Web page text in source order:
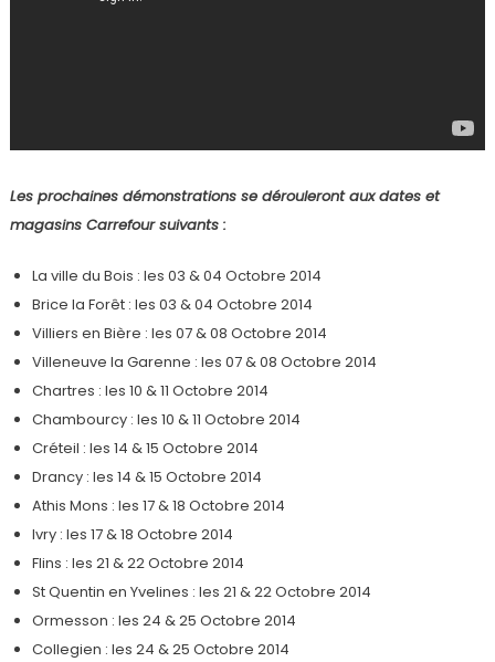
Les prochaines démonstrations se dérouleront aux dates et
magasins Carrefour suivants :
La ville du Bois : les 03 & 04 Octobre 2014
Brice la Forêt : les 03 & 04 Octobre 2014
Villiers en Bière : les 07 & 08 Octobre 2014
Villeneuve la Garenne : les 07 & 08 Octobre 2014
Chartres : les 10 & 11 Octobre 2014
Chambourcy : les 10 & 11 Octobre 2014
Créteil : les 14 & 15 Octobre 2014
Drancy : les 14 & 15 Octobre 2014
Athis Mons : les 17 & 18 Octobre 2014
Ivry : les 17 & 18 Octobre 2014
Flins : les 21 & 22 Octobre 2014
St Quentin en Yvelines : les 21 & 22 Octobre 2014
Ormesson : les 24 & 25 Octobre 2014
Collegien : les 24 & 25 Octobre 2014